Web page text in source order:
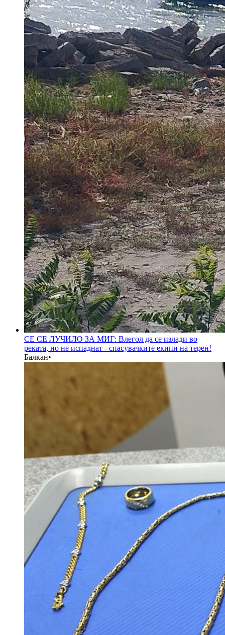
СЕ СЕ ЛУЧИЛО ЗА МИГ: Влегол да се излади во
реката, но не испаднат - спасувачките екипи на терен!
Балкан•